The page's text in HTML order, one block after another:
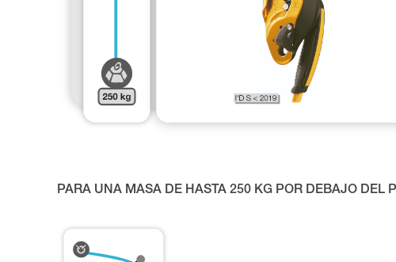
PARA UNA MASA DE HASTA 250 KG POR DEBAJO DEL